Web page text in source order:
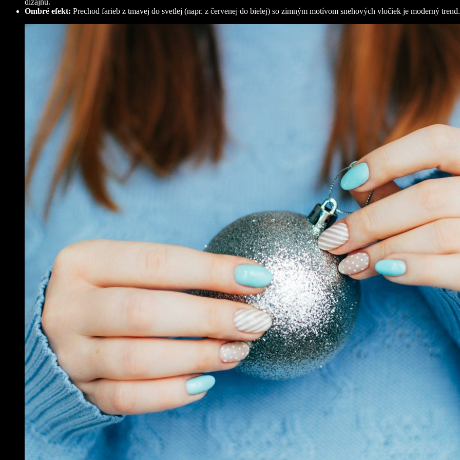
dizajnu.
Ombré efekt: Prechod farieb z tmavej do svetlej (napr. z červenej do bielej) so zimným motívom snehových vločiek je moderný